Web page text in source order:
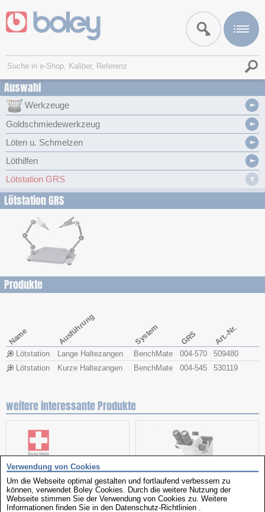
Auswahl
Werkzeuge
Goldschmiedewerkzeug
Löten u. Schmelzen
Löthilfen
Lötstation GRS
Lötstation GRS
Produkte
Name Ausführung System GRS Art.-Nr.
Lötstation Lange Haltezangen BenchMate 004-570
509480
Lötstation
Kurze Haltezangen BenchMate 004-545 530119
weitere interessante Produkte
Verwendung von Cookies
Um die Webseite optimal gestalten und fortlaufend verbessern zu
können, verwendet Boley Cookies. Durch die weitere Nutzung der
Webseite stimmen Sie der Verwendung von Cookies zu. Weitere
Informationen finden Sie in den Datenschutz-Richtlinien